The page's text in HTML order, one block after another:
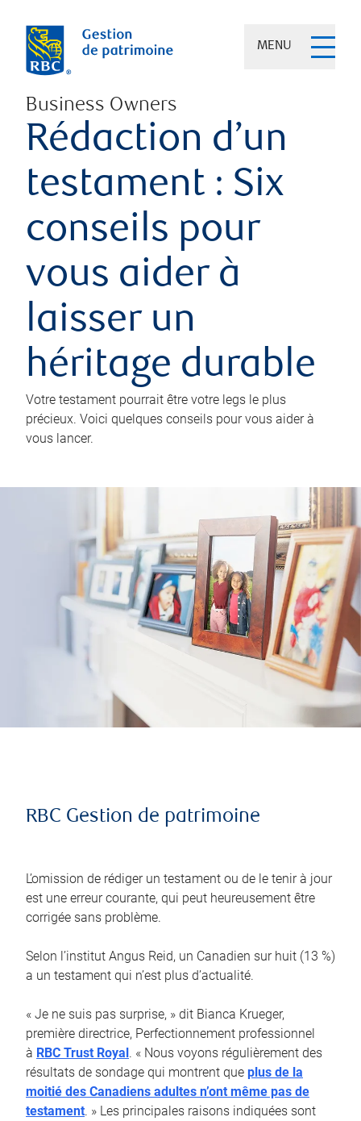
MENU
Business Owners
Rédaction d’un
testament : Six
conseils pour
vous aider à
laisser un
héritage durable
Votre testament pourrait être votre legs le plus
précieux. Voici quelques conseils pour vous aider à
vous lancer.
RBC Gestion de patrimoine
L’omission de rédiger un testament ou de le tenir à jour
est une erreur courante, qui peut heureusement être
corrigée sans problème.
Selon l’institut Angus Reid, un Canadien sur huit (13 %)
a un testament qui n’est plus d’actualité.
« Je ne suis pas surprise, » dit Bianca Krueger,
première directrice, Perfectionnement professionnel
à RBC Trust Royal . « Nous voyons régulièrement des
résultats de sondage qui montrent que plus de la
moitié des Canadiens adultes n’ont même pas de
testament. » Les principales raisons indiquées sont